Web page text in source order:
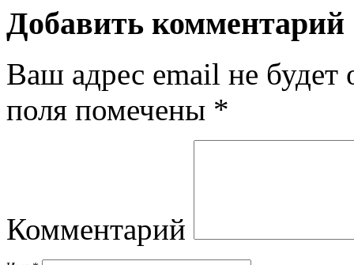
Добавить комментарий
Ваш адрес email не будет
поля помечены *
Комментарий